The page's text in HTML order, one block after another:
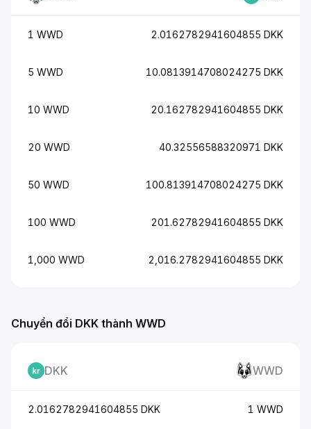
1 WWD 2.0162782941604855 DKK
5 WWD 10.0813914708024275 DKK
10 WWD 20.162782941604855 DKK
20 WWD 40.32556588320971 DKK
50 WWD 100.813914708024275 DKK
100 WWD 201.62782941604855 DKK
1,000 WWD 2,016.2782941604855 DKK
Chuyển đổi DKK thành WWD
DKK WWD
2.0162782941604855 DKK 1 WWD